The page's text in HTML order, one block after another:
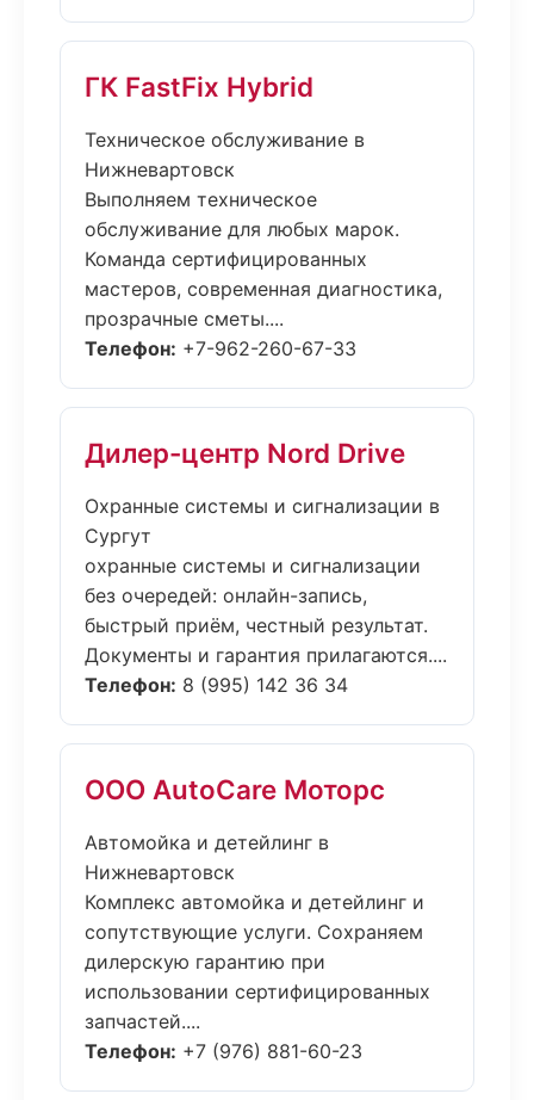
ГК FastFix Hybrid
Техническое обслуживание в
Нижневартовск
Выполняем техническое
обслуживание для любых марок.
Команда сертифицированных
мастеров, современная диагностика,
прозрачные сметы....
Телефон: +7-962-260-67-33
Дилер-центр Nord Drive
Охранные системы и сигнализации в
Сургут
охранные системы и сигнализации
без очередей: онлайн-запись,
быстрый приём, честный результат.
Документы и гарантия прилагаются....
Телефон: 8 (995) 142 36 34
ООО AutoCare Моторс
Автомойка и детейлинг в
Нижневартовск
Комплекс автомойка и детейлинг и
сопутствующие услуги. Сохраняем
дилерскую гарантию при
использовании сертифицированных
запчастей....
Телефон: +7 (976) 881-60-23